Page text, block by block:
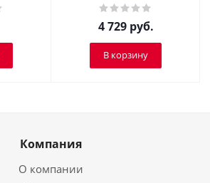
4 729руб.
В корзину
Компания
О компании